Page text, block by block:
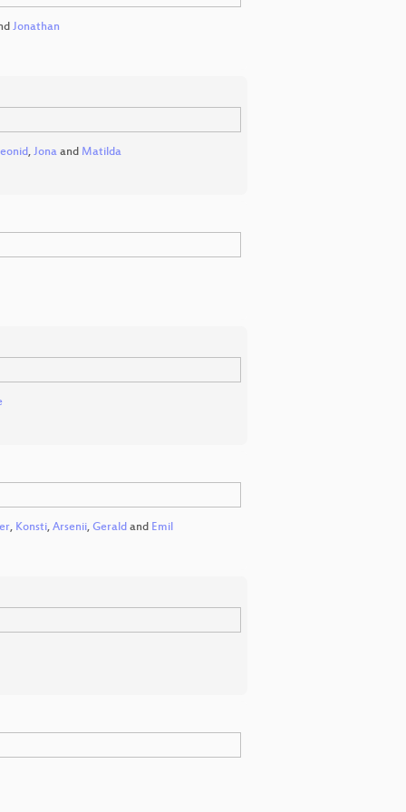
Jonathan
, Jonaand Matilda
, Konsti, Arsenii, Geraldand Emil